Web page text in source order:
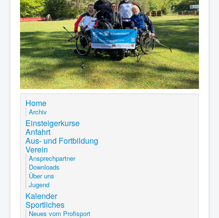
Home
Archiv
Einsteigerkurse
Anfahrt
Aus- und Fortbildung
Verein
Ansprechpartner
Downloads
Über uns
Jugend
Kalender
Sportliches
Neues vom Profisport